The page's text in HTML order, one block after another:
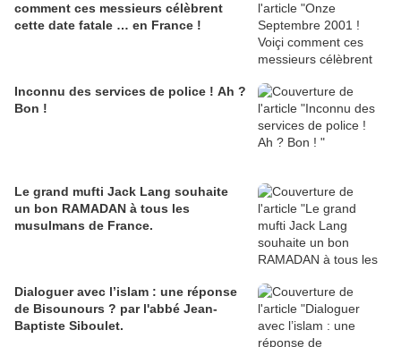
comment ces messieurs célèbrent
cette date fatale … en France !
Inconnu des services de police ! Ah ?
Bon !
Le grand mufti Jack Lang souhaite
un bon RAMADAN à tous les
musulmans de France.
Dialoguer avec l’islam : une réponse
de Bisounours ? par l'abbé Jean-
Baptiste Siboulet.